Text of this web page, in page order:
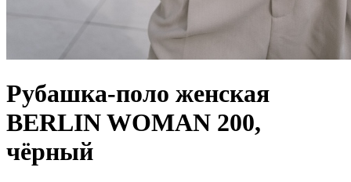
Рубашка-поло женская
BERLIN WOMAN 200,
чёрный